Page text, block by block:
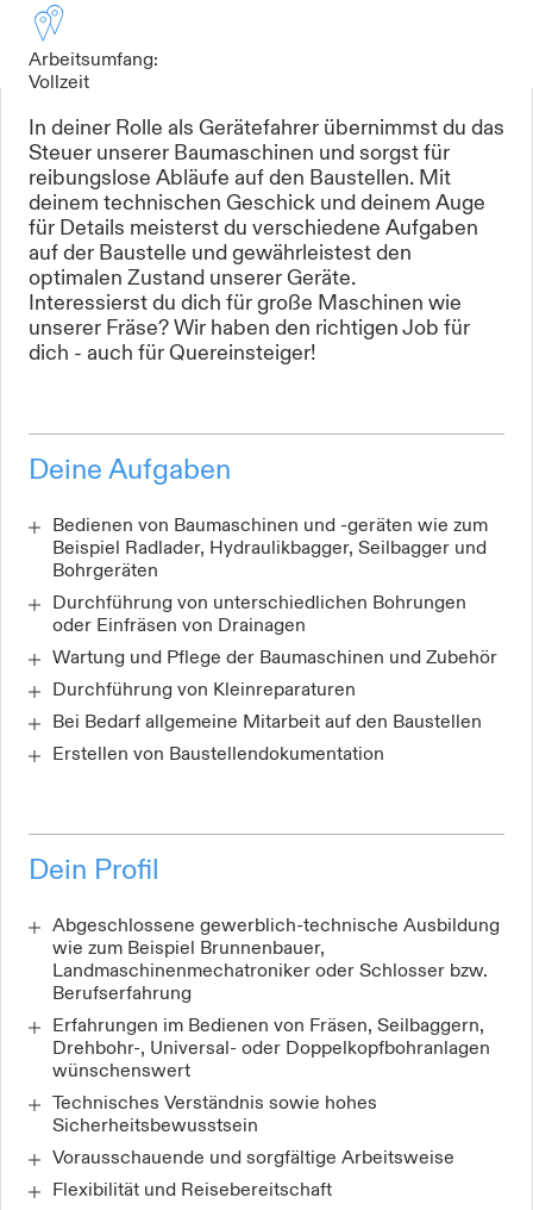
Arbeitsumfang:
Vollzeit
In deiner Rolle als Gerätefahrer übernimmst du das
Steuer unserer Baumaschinen und sorgst für
reibungslose Abläufe auf den Baustellen. Mit
deinem technischen Geschick und deinem Auge
für Details meisterst du verschiedene Aufgaben
auf der Baustelle und gewährleistest den
optimalen Zustand unserer Geräte.
Interessierst du dich für große Maschinen wie
unserer Fräse? Wir haben den richtigen Job für
dich - auch für Quereinsteiger!
Deine Aufgaben
Bedienen von Baumaschinen und -geräten wie zum
Beispiel Radlader, Hydraulikbagger, Seilbagger und
Bohrgeräten
Durchführung von unterschiedlichen Bohrungen
oder Einfräsen von Drainagen
Wartung und Pflege der Baumaschinen und Zubehör
Durchführung von Kleinreparaturen
Bei Bedarf allgemeine Mitarbeit auf den Baustellen
Erstellen von Baustellendokumentation
Dein Profil
Abgeschlossene gewerblich-technische Ausbildung
wie zum Beispiel Brunnenbauer,
Landmaschinenmechatroniker oder Schlosser bzw.
Berufserfahrung
Erfahrungen im Bedienen von Fräsen, Seilbaggern,
Drehbohr-, Universal- oder Doppelkopfbohranlagen
wünschenswert
Technisches Verständnis sowie hohes
Sicherheitsbewusstsein
Vorausschauende und sorgfältige Arbeitsweise
Flexibilität und Reisebereitschaft